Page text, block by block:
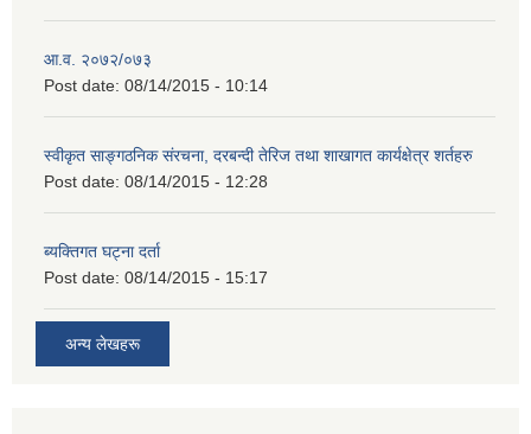
आ.व. २०७२/०७३
Post date: 08/14/2015 - 10:14
स्वीकृत साङ्गठनिक संरचना, दरबन्दी तेरिज तथा शाखागत कार्यक्षेत्र शर्तहरु
Post date: 08/14/2015 - 12:28
ब्यक्तिगत घट्ना दर्ता
Post date: 08/14/2015 - 15:17
अन्य लेखहरू